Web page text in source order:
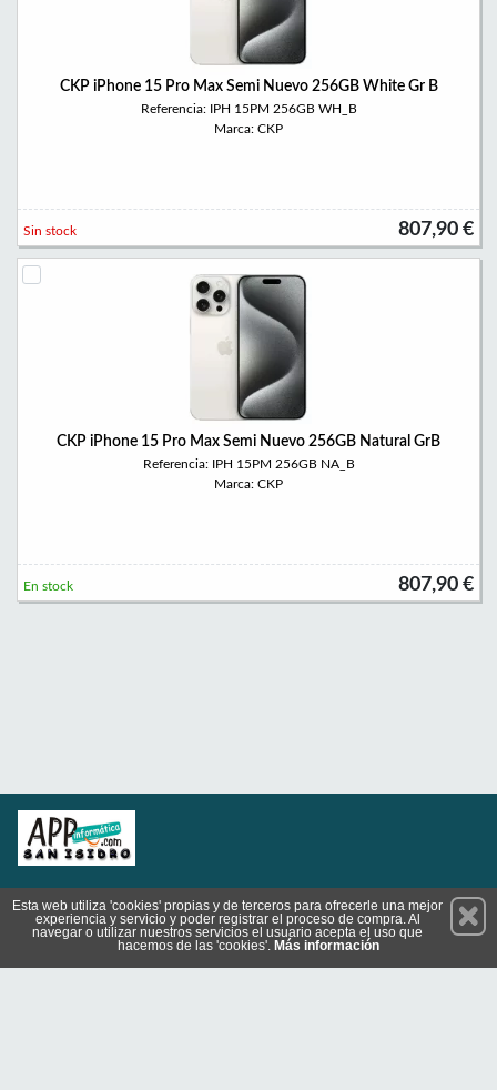
CKP iPhone 15 Pro Max Semi Nuevo 256GB White Gr B
Referencia: IPH 15PM 256GB WH_B
Marca: CKP
807,90 €
Sin stock
CKP iPhone 15 Pro Max Semi Nuevo 256GB Natural GrB
Referencia: IPH 15PM 256GB NA_B
Marca: CKP
807,90 €
En stock
Suscríbete
Esta web utiliza 'cookies' propias y de terceros para ofrecerle una mejor
experiencia y servicio y poder registrar el proceso de compra. Al
navegar o utilizar nuestros servicios el usuario acepta el uso que
hacemos de las 'cookies'. Más información